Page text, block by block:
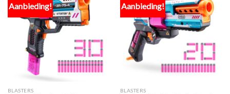
Aanbieding!
Toevoegen
aan
verlanglijst
BLASTERS
Aanbieding!
Toevoegen
aan
verlanglijst
BLASTERS